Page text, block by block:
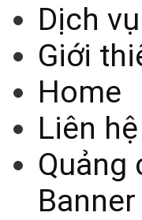
Dịch vụ
Giới
Home
Liên hệ
Quảng